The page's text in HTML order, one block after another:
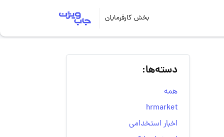
بخش کارفرمایان
دسته‌ها:
همه
hrmarket
اخبار استخدامی